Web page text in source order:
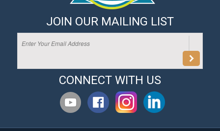
JOIN OUR MAILING LIST
CONNECT WITH US